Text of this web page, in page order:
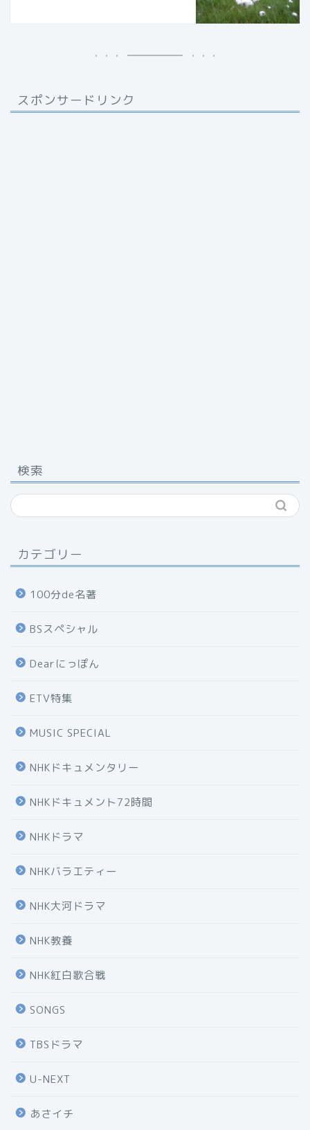
スポンサードリンク
検索
カテゴリー
100分de名著
BSスペシャル
Dearにっぽん
ETV特集
MUSIC SPECIAL
NHKドキュメンタリー
NHKドキュメント72時間
NHKドラマ
NHKバラエティー
NHK大河ドラマ
NHK教養
NHK紅白歌合戦
SONGS
TBSドラマ
U-NEXT
あさイチ